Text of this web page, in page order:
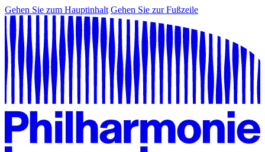
Gehen Sie zum Hauptinhalt Gehen Sie zur Fußzeile